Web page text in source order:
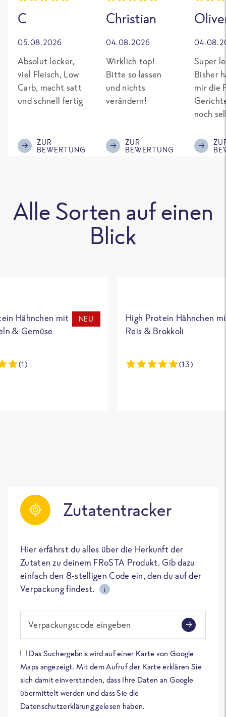
C
05.08.2026
Absolut lecker,
viel Fleisch, Low
Carb, macht satt
und schnell fertig
ZUR
BEWERTUNG
Christian
04.08.2026
Wirklich top!
Bitte so lassen
und nichts
verändern!
ZUR
BEWERTUNG
Super
Bisher
mir die
noch
Eiweiß.
was
Alle Sorten auf einen
Blick
Hähnchen mit
& Gemüse
NEU
(1)
High Protein Hähnchen
Reis & Brokkoli
(13)
Zutatentracker
Hier erfährst du alles über die Herkunft der
Zutaten zu deinem FRoSTA Produkt. Gib dazu
einfach den 8-stelligen Code ein, den du auf der
Verpackung findest.
i
Verpackungscode eingeben
Das Suchergebnis wird auf einer Karte von Google
Maps angezeigt. Mit dem Aufruf der Karte erklären Sie
sich damit einverstanden, dass Ihre Daten an Google
übermittelt werden und dass Sie die
Datenschutzerklärung gelesen haben.